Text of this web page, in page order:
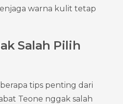
warna kulit tetap
Salah Pilih
tips penting dari
Teone nggak salah